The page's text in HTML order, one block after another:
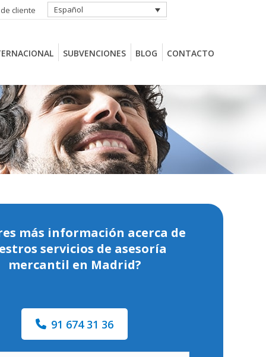
cliente Español
SUBVENCIONES BLOG CONTACTO
más información acerca de
servicios de asesoría
mercantil en Madrid?
91 674 31 36